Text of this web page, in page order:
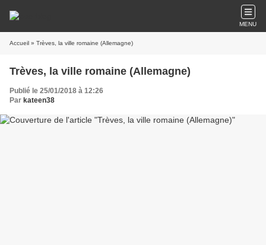
MENU
Accueil » Trèves, la ville romaine (Allemagne)
Trèves, la ville romaine (Allemagne)
Publié le 25/01/2018 à 12:26
Par kateen38